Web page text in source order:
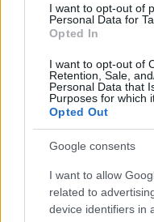
I want to opt-out of
Personal Data for
Opted In
I want to opt-out of
Retention, Sale,
Personal Data that
Purposes for which
Opted Out
Google consents
I want to allow
related to
device identifiers in
PC: Viene
stabiliti
mondiale, parte
serio. Ed è una
colpirà Houston
Da noi invece è una